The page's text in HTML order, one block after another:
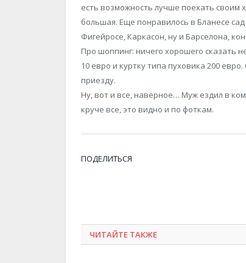
есть возможность лучше поехать своим
большая. Еще понравилось в Бланесе
Фигейросе, Каркасон, ну и Барселона,
Про шоппинг: ничего хорошего сказать
10 евро и куртку типа пуховика 200
приезду.
Ну, вот и все, наверное… Муж ездил в
круче все, это видно и по фоткам.
ПОДЕЛИТЬСЯ
ЧИТАЙТЕ ТАКЖЕ